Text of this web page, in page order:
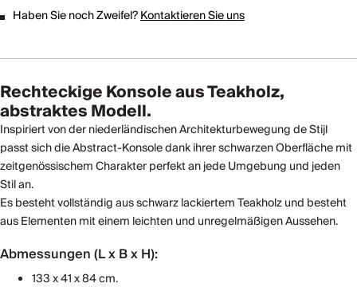
Haben Sie noch Zweifel?Kontaktieren Sie uns
Rechteckige Konsole aus Teakholz,
abstraktes Modell.
Inspiriert von der niederländischen Architekturbewegung de Stijl
passt sich die Abstract-Konsole dank ihrer schwarzen Oberfläche mit
zeitgenössischem Charakter perfekt an jede Umgebung und jeden
Stil an.
Es besteht vollständig aus schwarz lackiertem Teakholz und besteht
aus Elementen mit einem leichten und unregelmäßigen Aussehen.
Abmessungen (L x B x H):
133 x 41 x 84 cm.